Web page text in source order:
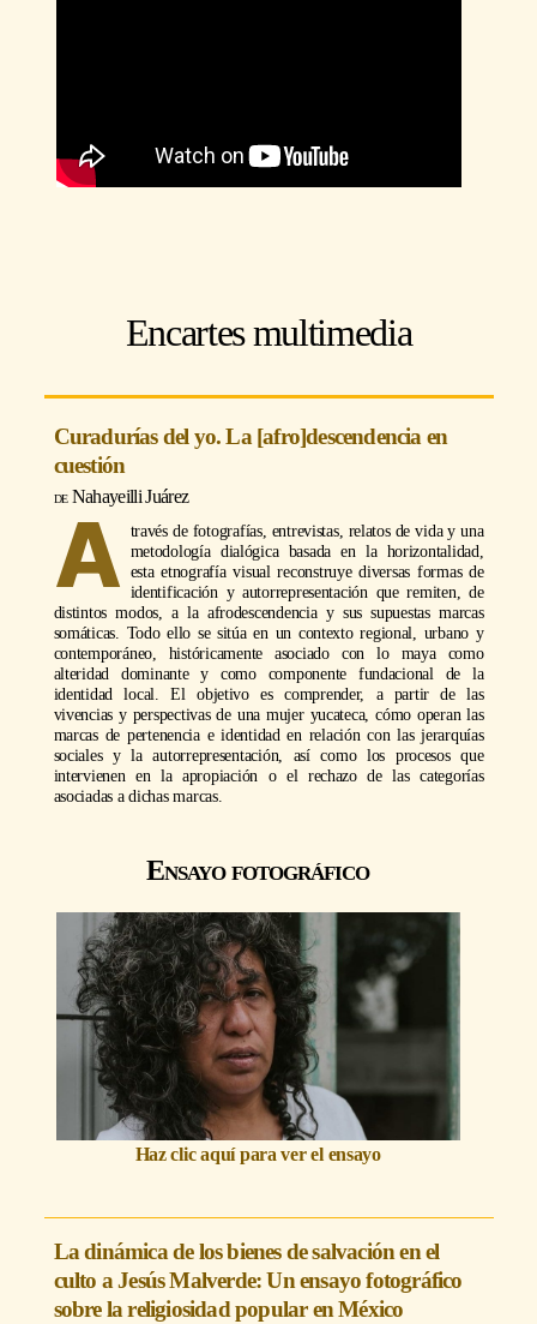
Encartes multimedia
Curadurías del yo. La [afro]descendencia en
cuestión
Nahayeilli Juárez
A través de fotografías, entrevistas, relatos de vida y una
metodología dialógica basada en la horizontalidad,
esta etnografía visual reconstruye diversas formas de
identificación y autorrepresentación que remiten, de
distintos modos, a la afrodescendencia y sus supuestas marcas
somáticas. Todo ello se sitúa en un contexto regional, urbano y
contemporáneo, históricamente asociado con lo maya como
alteridad dominante y como componente fundacional de la
identidad local. El objetivo es comprender, a partir de las
vivencias y perspectivas de una mujer yucateca, cómo operan las
marcas de pertenencia e identidad en relación con las jerarquías
sociales y la autorrepresentación, así como los procesos que
intervienen en la apropiación o el rechazo de las categorías
asociadas a dichas marcas.
Ensayo fotográfico
Haz clic aquí para ver el ensayo
La dinámica de los bienes de salvación en el
culto a Jesús Malverde: Un ensayo fotográfico
sobre la religiosidad popular en México